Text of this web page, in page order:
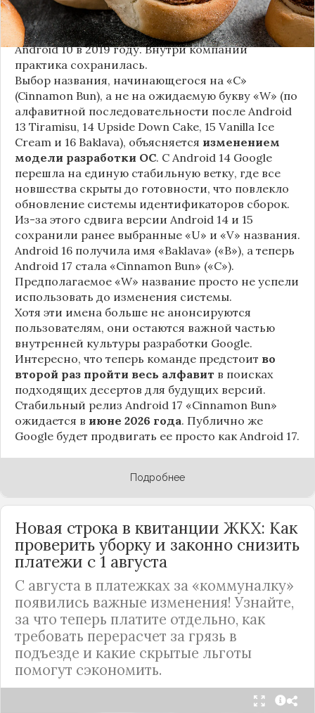
т.д.), хотя компанияпрекратила публично
использовать эти именас момента выхода
Android 10 в 2019 году. Внутри компании
практика сохранилась.
Выбор названия, начинающегося на «C»
(Cinnamon Bun), а не на ожидаемую букву «W» (по
алфавитной последовательности после Android
13 Tiramisu, 14 Upside Down Cake, 15 Vanilla Ice
Cream и 16 Baklava), объясняется изменением
модели разработки ОС. С Android 14 Google
перешла на единую стабильную ветку, где все
новшества скрыты до готовности, что повлекло
обновление системы идентификаторов сборок.
Из-за этого сдвига версии Android 14 и 15
сохранили ранее выбранные «U» и «V» названия.
Android 16 получила имя «Baklava» («B»), а теперь
Android 17 стала «Cinnamon Bun» («C»).
Предполагаемое «W» название просто не успели
использовать до изменения системы.
Хотя эти имена больше не анонсируются
пользователям, они остаются важной частью
внутренней культуры разработки Google.
Интересно, что теперь команде предстоит во
второй раз пройти весь алфавит в поисках
подходящих десертов для будущих версий.
Стабильный релиз Android 17 «Cinnamon Bun»
ожидается в июне 2026 года. Публично же
Google будет продвигать ее просто как Android 17.
Подробнее
Новая строка в квитанции ЖКХ: Как
проверить уборку и законно снизить
платежи с 1 августа
С августа в платежках за «коммуналку»
появились важные изменения! Узнайте,
за что теперь платите отдельно, как
требовать перерасчет за грязь в
подъезде и какие скрытые льготы
помогут сэкономить.